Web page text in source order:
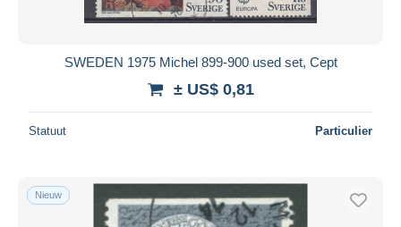
SWEDEN 1975 Michel 899-900 used set, Cept
± US$ 0,81
Statuut Particulier
Nieuw